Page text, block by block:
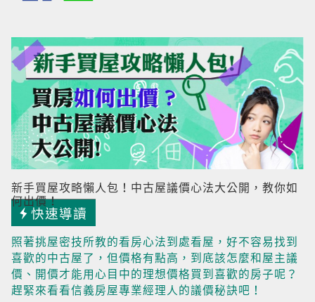
新手買屋攻略懶人包！中古屋議價心法大公開，教你如
何出價！
快速導讀
照著挑屋密技所教的看房心法到處看屋，好不容易找到
喜歡的中古屋了，但價格有點高，到底該怎麼和屋主議
價、開價才能用心目中的理想價格買到喜歡的房子呢？
趕緊來看看信義房屋專業經理人的議價秘訣吧！